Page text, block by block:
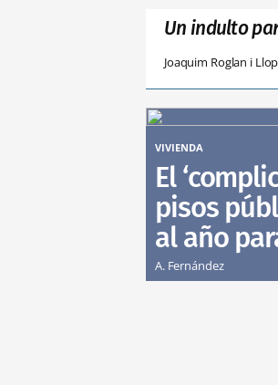
Un indulto
Joaquim Roglan i Llop
VIVIENDA
El
pisos
al año
A. Fernández